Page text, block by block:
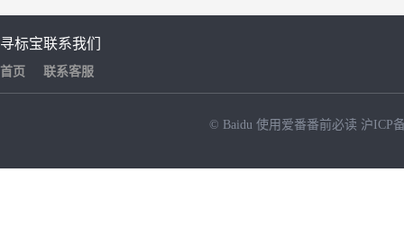
寻标宝
首页
联系我们
联系客服
© Baidu 使用爱番番前必读 沪ICP